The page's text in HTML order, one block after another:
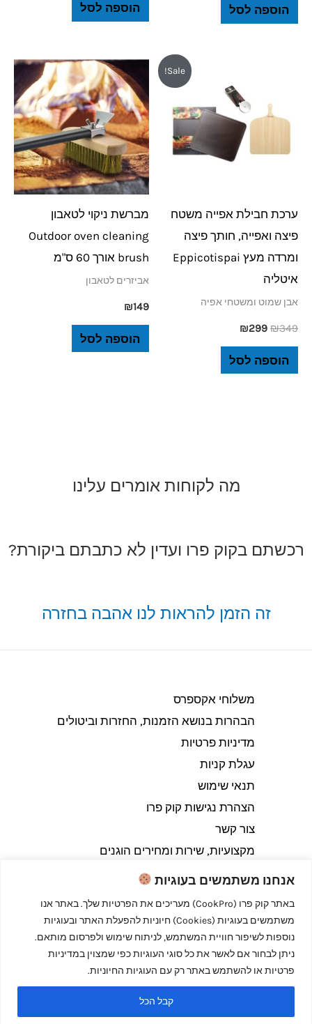
אנחנו משתמשים בעוגיות
באתר קוק פרו (CookPro) מעריכים את הפרטיות שלך. באתר אנו
משתמשים בעוגיות (Cookies) חיוניות להפעלת האתר ובעוגיות
נוספות לשיפור חוויית המשתמש, לניתוח שימוש ולפרסום מותאם.
ניתן לבחור אם לאשר את כל סוגי העוגיות כפי שמצוין במדיניות
פרטיות או להשתמש באתר רק עם העוגיות החיוניות.
קבל הכל
הוספה לסל הוספה לסל
Sale!
ערכת חבילת אפייה משטח
פיצה ואפייה, חותך פיצה
ומרדה מעץ Eppicotispai
איטליה
אבן שמוט ומשטחי אפיה
₪349
₪349.
₪299
הוא:
₪299.
הוספה לסל
מברשת ניקוי לטאבון
Outdoor oven cleaning
brush אורך 60 ס"מ
אביזרים לטאבון
₪149
הוספה לסל
מה לקוחות אומרים עלינו
רכשתם בקוק פרו ועדין לא כתבתם ביקורת?
זה הזמן להראות לנו אהבה בחזרה
משלוחי אקספרס
הבהרות בנושא הזמנות, החזרות וביטולים​
מדיניות פרטיות
עגלת קניות
תנאי שימוש
הצהרת נגישות קוק פרו
צור קשר
מקצועיות, שירות ומחירים הוגנים
Copyright © 2026 קוק פרו - לבשל כמו מקצוענים